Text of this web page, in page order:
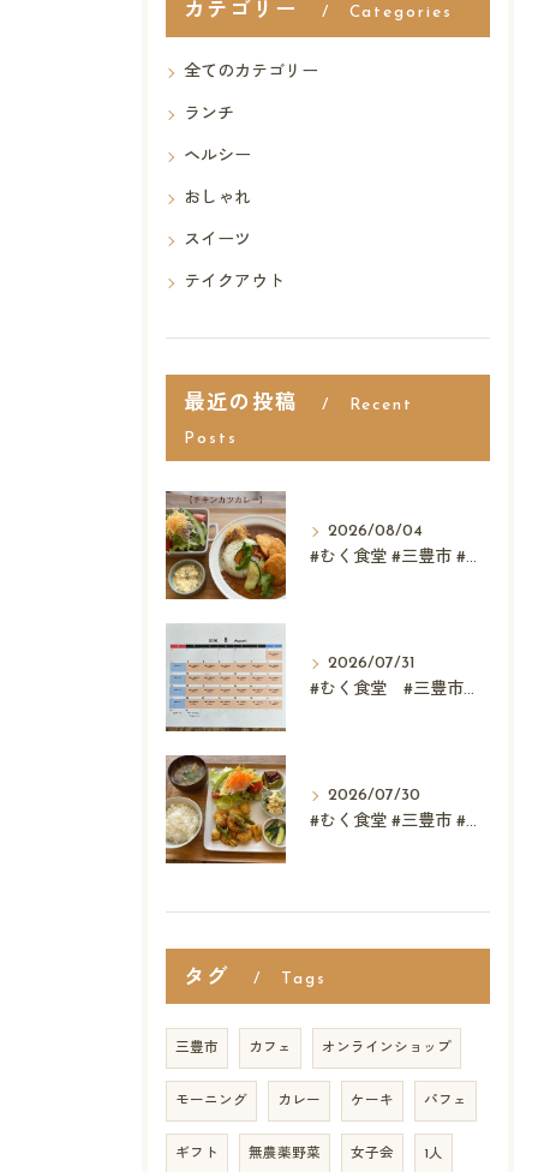
カテゴリー Categories
全てのカテゴリー
ランチ
ヘルシー
おしゃれ
スイーツ
テイクアウト
最近の投稿 Recent
Posts
2026/08/04
#むく食堂 #三豊市 #テイクアウト #高屋神社 #...
2026/07/31
#むく食堂 #三豊市 #レストラン #ランチ #スウィーツ
2026/07/30
#むく食堂 #三豊市 #カフェ レストラン #父母ヶ浜 ...
タグ Tags
三豊市 カフェ オンラインショップ
モーニング カレー ケーキ パフェ
ギフト 無農薬野菜 女子会 1人